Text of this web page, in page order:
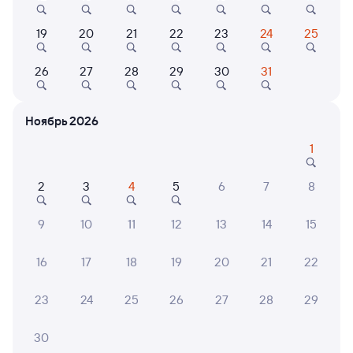
6 причин купить ж/д билеты
Онлайн-покупка за 4 минуты
Подробные ответы на вопросы о поездке или
Турбаза
Парк отдыха
«Белогорье»
Отель
Отель гостиница
19 20 21 22 23 24 25
26 27 28 29 30 31
Ноябрь 2026
1
2 3 4 5 6 7 8
9 10 11 12 13 14 15
16 17 18 19 20 21 22
23 24 25 26 27 28 29
30